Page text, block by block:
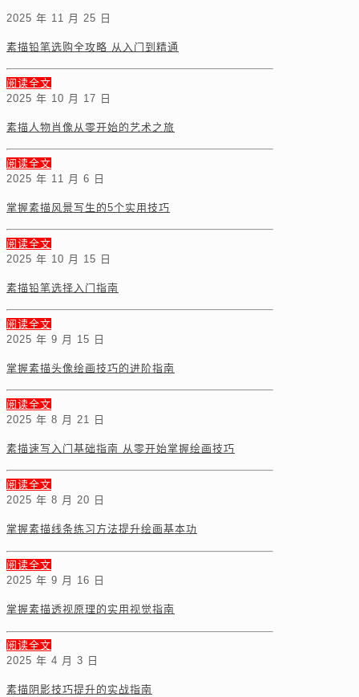
2025 年 11 月 25 日
素描铅笔选购全攻略 从入门到精通
阅读全文
2025 年 10 月 17 日
素描人物肖像从零开始的艺术之旅
阅读全文
2025 年 11 月 6 日
掌握素描风景写生的5个实用技巧
阅读全文
2025 年 10 月 15 日
素描铅笔选择入门指南
阅读全文
2025 年 9 月 15 日
掌握素描头像绘画技巧的进阶指南
阅读全文
2025 年 8 月 21 日
素描速写入门基础指南 从零开始掌握绘画技巧
阅读全文
2025 年 8 月 20 日
掌握素描线条练习方法提升绘画基本功
阅读全文
2025 年 9 月 16 日
掌握素描透视原理的实用视觉指南
阅读全文
2025 年 4 月 3 日
素描阴影技巧提升的实战指南